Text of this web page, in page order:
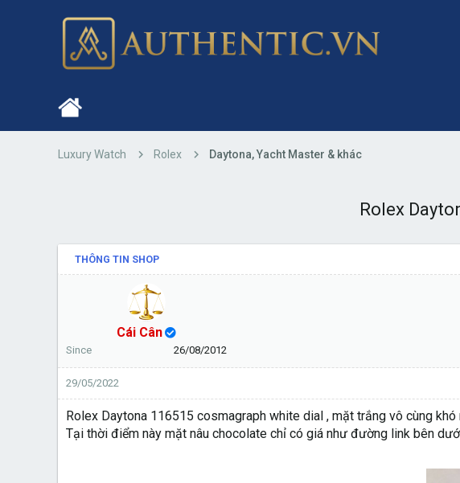
Luxury Watch Rolex Daytona, Yacht Master & khác
Rolex
THÔNG TIN SHOP
Cái Cân
Since 26/08/2012
29/05/2022
Rolex Daytona 116515 cosmagraph white dial , mặt trắng vô cùng
Tại thời điểm này mặt nâu chocolate chỉ có giá như đường link bên